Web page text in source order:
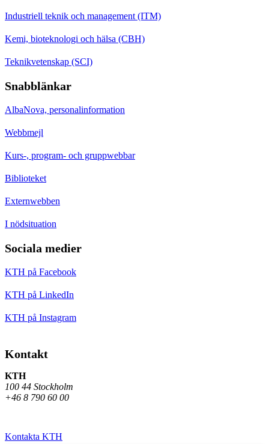
Industriell teknik och management (ITM)
Kemi, bioteknologi och hälsa (CBH)
Teknikvetenskap (SCI)
Snabblänkar
AlbaNova, personalinformation
Webbmejl
Kurs-, program- och gruppwebbar
Biblioteket
Externwebben
I nödsituation
Sociala medier
KTH på Facebook
KTH på LinkedIn
KTH på Instagram
Kontakt
KTH
100 44 Stockholm
+46 8 790 60 00
Kontakta KTH